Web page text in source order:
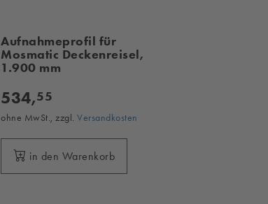
Aufnahmeprofil für
Mosmatic Deckenreisel,
1.900 mm
534,55
ohne MwSt., zzgl.Versandkosten
in den Warenkorb